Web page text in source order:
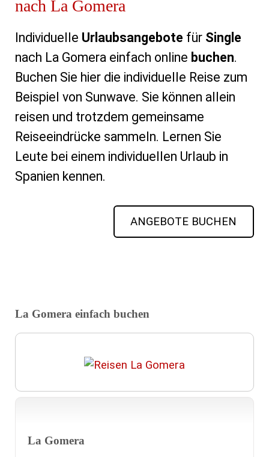
nach La Gomera
Individuelle Urlaubsangebote für Single
nach La Gomera einfach online buchen.
Buchen Sie hier die individuelle Reise zum
Beispiel von Sunwave. Sie können allein
reisen und trotzdem gemeinsame
Reiseeindrücke sammeln. Lernen Sie
Leute bei einem individuellen Urlaub in
Spanien kennen.
ANGEBOTE BUCHEN
La Gomera einfach buchen
La Gomera